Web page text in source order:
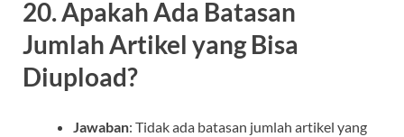
20. Apakah Ada Batasan
Jumlah Artikel yang Bisa
Diupload?
Jawaban: Tidak ada batasan jumlah artikel yang